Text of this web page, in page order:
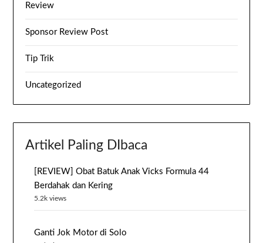
Review
Sponsor Review Post
Tip Trik
Uncategorized
Artikel Paling DIbaca
[REVIEW] Obat Batuk Anak Vicks Formula 44
Berdahak dan Kering
5.2k views
Ganti Jok Motor di Solo